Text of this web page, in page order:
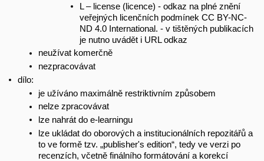
L – license (licence) - odkaz na plné znění
veřejných licenčních podmínek CC BY-NC-
ND 4.0 International. - v tištěných publikacích
je nutno uvádět i URL odkaz
neužívat komerčně
nezpracovávat
dílo:
je užíváno maximálně restriktivním způsobem
nelze zpracovávat
lze nahrát do e-learningu
lze ukládat do oborových a institucionálních repozitářů a
to ve formě tzv. „publisher's edition“, tedy ve verzi po
recenzích, včetně finálního formátování a korekcí